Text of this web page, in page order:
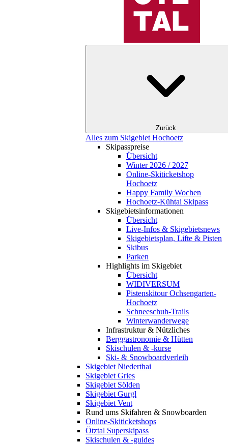
Zurück
Alles zum Skigebiet Hochoetz
Skipasspreise
Übersicht
Winter 2026 / 2027
Online-Skiticketshop
Hochoetz
Happy Family Wochen
Hochoetz-Kühtai Skipass
Skigebietsinformationen
Übersicht
Live-Infos & Skigebietsnews
Skigebietsplan, Lifte & Pisten
Skibus
Parken
Highlights im Skigebiet
Übersicht
WIDIVERSUM
Pistenskitour Ochsengarten-
Hochoetz
Schneeschuh-Trails
Winterwanderwege
Infrastruktur & Nützliches
Berggastronomie & Hütten
Skischulen & -kurse
Ski- & Snowboardverleih
Skigebiet Niederthai
Skigebiet Gries
Skigebiet Sölden
Skigebiet Gurgl
Skigebiet Vent
Rund ums Skifahren & Snowboarden
Online-Skiticketshops
Ötztal Superskipass
Skischulen & -guides